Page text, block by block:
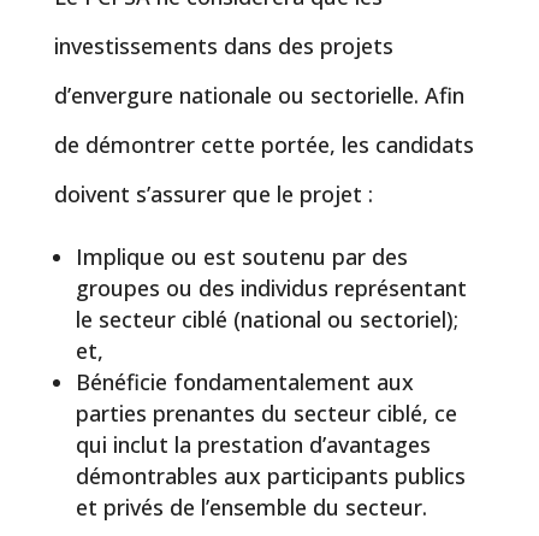
investissements dans des projets
d’envergure nationale ou sectorielle. Afin
de démontrer cette portée, les candidats
doivent s’assurer que le projet :
Implique ou est soutenu par des
groupes ou des individus représentant
le secteur ciblé (national ou sectoriel);
et,
Bénéficie fondamentalement aux
parties prenantes du secteur ciblé, ce
qui inclut la prestation d’avantages
démontrables aux participants publics
et privés de l’ensemble du secteur.